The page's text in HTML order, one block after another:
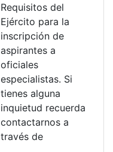
Escuela,militar ,Postularte
Requisitos del
Ejército para la
inscripción de
aspirantes a
oficiales
especialistas. Si
tienes alguna
inquietud recuerda
contactarnos a
través de